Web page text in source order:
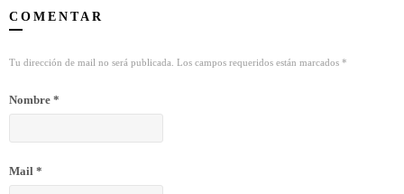
COMENTAR
Tu dirección de mail no será publicada. Los campos requeridos están marcados *
Nombre *
Mail *